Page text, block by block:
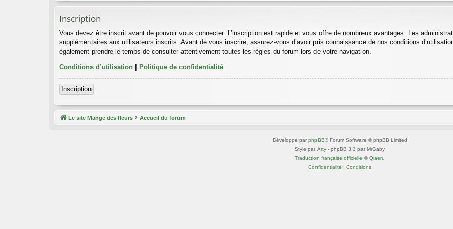
Inscription
Vous devez être inscrit avant de pouvoir vous connecter. L’inscription est rapide et vous offre de nombreux avantages. Les
supplémentaires aux utilisateurs inscrits. Avant de vous inscrire, assurez-vous d’avoir pris connaissance de nos conditions
également prendre le temps de consulter attentivement toutes les règles du forum lors de votre navigation.
Conditions d’utilisation | Politique de confidentialité
Inscription
Le site Mange des fleurs Accueil du forum
Développé par phpBB® Forum Software © phpBB Limited
Style par Arty - phpBB 3.3 par MrGaby
Traduction française officielle ©Qiaeru
Confidentialité | Conditions